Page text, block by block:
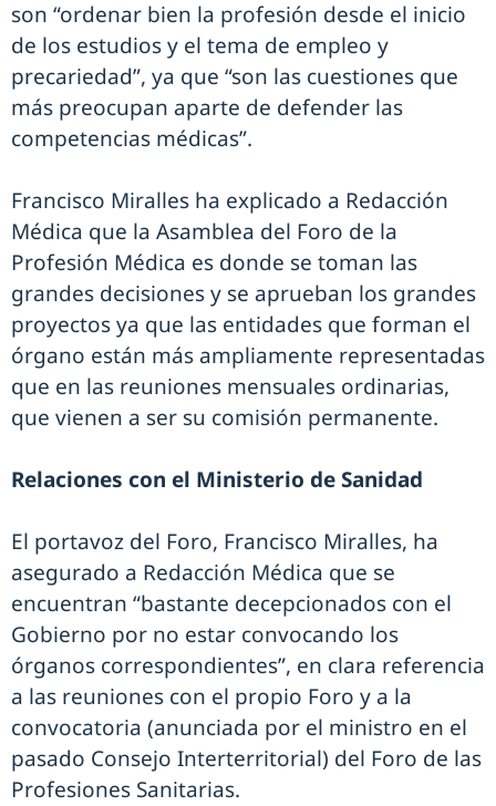
son “ordenar bien la profesión desde el inicio
de los estudios y el tema de empleo y
precariedad”, ya que “son las cuestiones que
más preocupan aparte de defender las
competencias médicas”.
Francisco Miralles ha explicado a Redacción
Médica que la Asamblea del Foro de la
Profesión Médica es donde se toman las
grandes decisiones y se aprueban los grandes
proyectos ya que las entidades que forman el
órgano están más ampliamente representadas
que en las reuniones mensuales ordinarias,
que vienen a ser su comisión permanente.
Relaciones con el Ministerio de Sanidad
El portavoz del Foro, Francisco Miralles, ha
asegurado a Redacción Médica que se
encuentran “bastante decepcionados con el
Gobierno por no estar convocando los
órganos correspondientes”, en clara referencia
a las reuniones con el propio Foro y a la
convocatoria (anunciada por el ministro en el
pasado Consejo Interterritorial) del Foro de las
Profesiones Sanitarias.